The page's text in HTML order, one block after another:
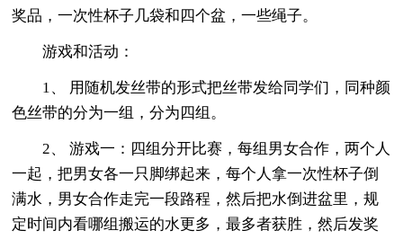
奖品，一次性杯子几袋和四个盆，一些绳子。
游戏和活动：
1、 用随机发丝带的形式把丝带发给同学们，同种颜
色丝带的分为一组，分为四组。
2、 游戏一：四组分开比赛，每组男女合作，两个人
一起，把男女各一只脚绑起来，每个人拿一次性杯子倒
满水，男女合作走完一段路程，然后把水倒进盆里，规
定时间内看哪组搬运的水更多，最多者获胜，然后发奖